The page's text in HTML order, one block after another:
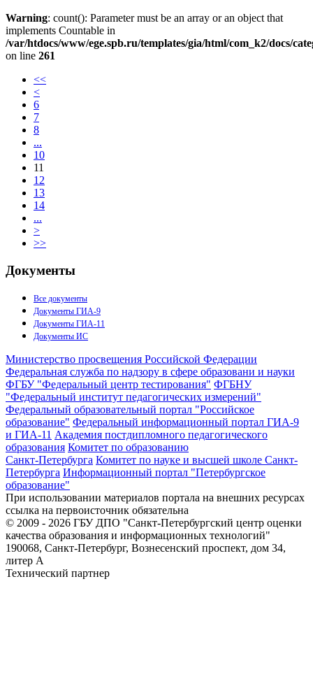
Warning: count(): Parameter must be an array or an object that
implements Countable in
/var/htdocs/www/ege.spb.ru/templates/gia/html/com_k2/docs/
on line 261
<<
<
6
7
8
...
10
11
12
13
14
...
>
>>
Документы
Все документы
Документы ГИА-9
Документы ГИА-11
Документы ИС
Министерство просвещения Российской Федерации
Федеральная служба по надзору в сфере образовани и науки
ФГБУ "Федеральный центр тестирования" ФГБНУ
"Федеральный институт педагогических измерений"
Федеральный образовательный портал "Российское
образование" Федеральный информационный портал ГИА-9
и ГИА-11 Академия постдипломного педагогического
образования Комитет по образованию
Санкт-Петербурга Комитет по науке и высшей школе Санкт-
Петербурга Информационный портал "Петербургское
образование"
При использовании материалов портала на внешних ресурсах
ссылка на первоисточник обязательна
© 2009 - 2026 ГБУ ДПО "Санкт-Петербургский центр оценки
качества образования и информационных технологий"
190068, Санкт-Петербург, Вознесенский проспект, дом 34,
литер А
Технический партнер